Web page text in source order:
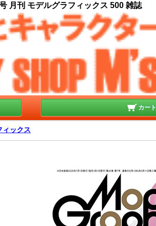
月刊 モデルグラフィックス 500 雑誌
カート
ィックス